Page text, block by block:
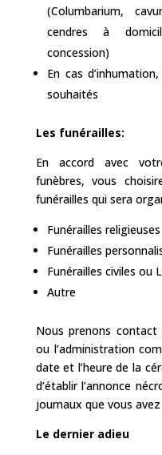
(Columbarium,
cendres à
concession)
En cas
souhaités
Les funérailles:
En accord avec
funèbres, vous
funérailles qui sera
Funérailles religieuses
Funérailles
Funérailles civiles ou
Autre
Nous prenons
ou l’administration
date et l’heure de la
d’établir l’annonce
journaux que vous avez
Le dernier adieu